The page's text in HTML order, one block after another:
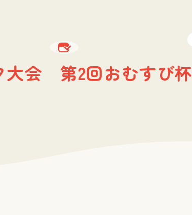
大会 第2回おむすび杯